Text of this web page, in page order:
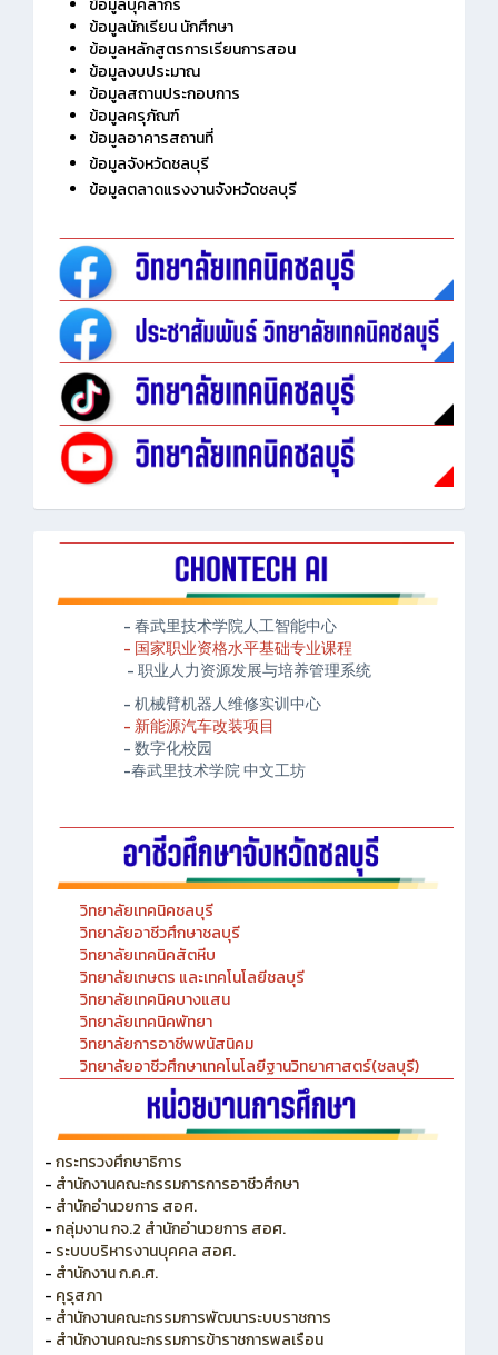
ประวัติวิทยาลัย
ข้อมูลบุคลากร
ข้อมูลนักเรียน นักศึกษา
ข้อมูลหลักสูตรการเรียนการสอน
ข้อมูลงบประมาณ
ข้อมูลสถานประกอบการ
ข้อมูลครุภัณฑ์
ข้อมูลอาคารสถานที่
ข้อมูลจังหวัดชลบุรี
- 春武里技术学院人工智能中心
- 国家职业资格水平基础专业课程
- 职业人力资源发展与培养管理系统
- 机械臂机器人维修实训中心
- 新能源汽车改装项目
- 数字化校园
วิทยาลัยเทคนิคชลบุรี
วิทยาลัยอาชีวศึกษาชลบุรี
วิทยาลัยเทคนิคสัตหีบ
วิทยาลัยเกษตร และเทคโนโลยีชลบุรี
วิทยาลัยเทคนิคบางแสน
วิทยาลัยเทคนิคพัทยา
วิทยาลัยการอาชีพพนัสนิคม
วิทยาลัยอาชีวศึกษาเทคโนโลยีฐานวิทยาศาสตร์(ชลบุรี)
- กระทรวงศึกษาธิการ
- สำนักงานคณะกรรมการการอาชีวศึกษา
- สำนักอำนวยการ สอศ.
- กลุ่มงาน กจ.2 สำนักอำนวยการ สอศ.
- ระบบบริหารงานบุคคล สอศ.
- สำนักงาน ก.ค.ศ.
- คุรุสภา
- สำนักงานคณะกรรมการพัฒนาระบบราชการ